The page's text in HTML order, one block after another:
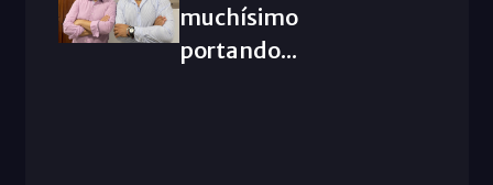
muchísimo
portando...